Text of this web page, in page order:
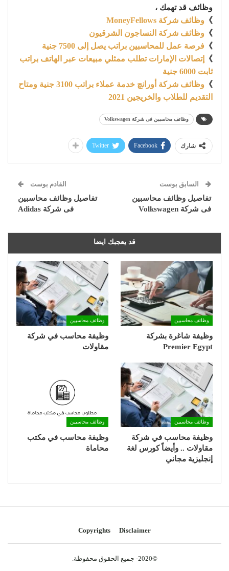
وظائف قد تهمك ،
》 وظائف شركة MoneyFellows
》 وظائف شركة النساجون الشرقيون
》 فرصة عمل للمحاسبين براتب يصل إلى 7500 جنية
》
إتصالات الإمارات تطلب ممثلي مبيعات عبر الهاتف براتب
ثابت 6000 جنية
》
وظائف شركة أورانچ خدمة عملاء براتب 3100 جنية ومتاح
التقديم للطلاب والخريجين 2021
وظائف محاسبين فى شركة Volkswagen
شارك Facebook
Twitter
السابق بوست
تفاصيل وظائف محاسبين
فى شركة Volkswagen
القادم بوست
تفاصيل وظائف محاسبين
فى شركة Adidas
قد يعجبك ايضا
وظائف محاسبين
وظيفة شاغرة بشركة
Premier Egypt
وظائف محاسبين
وظيفة محاسب في شركة
مقاولات
وظائف محاسبين
وظيفة محاسب في شركة
مقاولات .. وأيضاً كورس لغة
إنجليزية مجاني
وظائف محاسبين
وظيفة محاسب في مكتب
محاماة
Disclaimer
Copyrights
©2020- جميع الحقوق محفوظة.